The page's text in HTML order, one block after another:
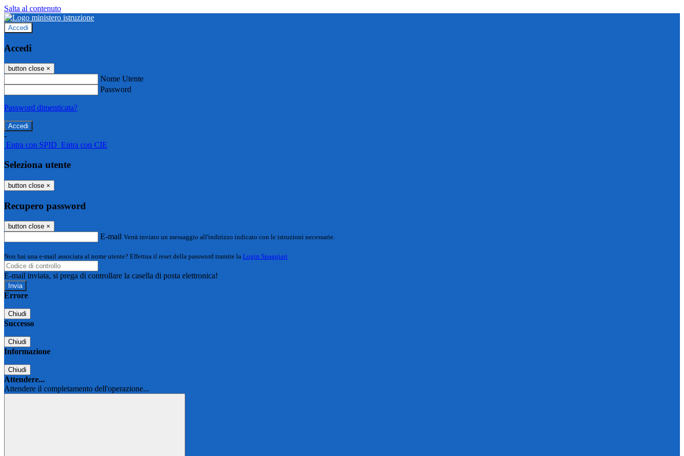
Salta al contenuto
Accedi
Accedi
button close ×
Nome Utente
Password
Password dimenticata?
-
Entra con SPID Entra con CIE
Seleziona utente
button close ×
Recupero password
button close ×
E-mail Verrà inviato un messaggio all'indirizzo indicato con le istruzioni necessarie.
Non hai una e-mail associata al nome utente? Effettua il reset della password tramite la Login Spaggiari
E-mail inviata, si prega di controllare la casella di posta elettronica!
Errore
Chiudi
Successo
Chiudi
Informazione
Chiudi
Attendere...
Attendere il completamento dell'operazione...